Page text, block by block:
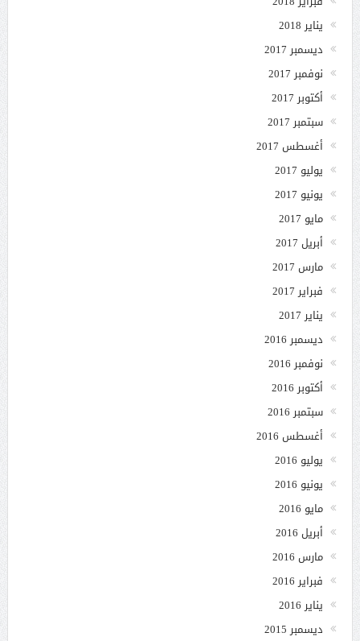
يناير 2018
ديسمبر 2017
نوفمبر 2017
أكتوبر 2017
سبتمبر 2017
أغسطس 2017
يوليو 2017
يونيو 2017
مايو 2017
أبريل 2017
مارس 2017
فبراير 2017
يناير 2017
ديسمبر 2016
نوفمبر 2016
أكتوبر 2016
سبتمبر 2016
أغسطس 2016
يوليو 2016
يونيو 2016
مايو 2016
أبريل 2016
مارس 2016
فبراير 2016
يناير 2016
ديسمبر 2015